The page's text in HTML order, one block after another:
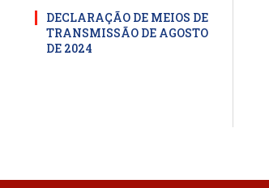
DECLARAÇÃO DE MEIOS DE
TRANSMISSÃO DE AGOSTO
DE 2024